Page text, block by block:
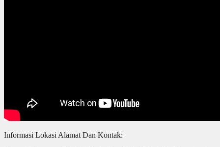
Informasi Lokasi Alamat Dan Kontak: